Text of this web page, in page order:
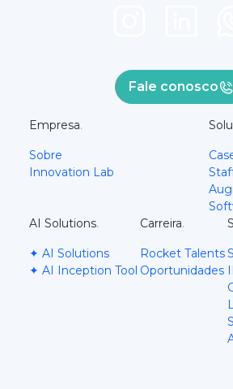
Fale conosco
Empresa.
Sobre
Innovation Lab
AI Solutions.
✦ AI Solutions
✦ AI Inception Tool
Carreira.
Rocket Talents
Oportunidades